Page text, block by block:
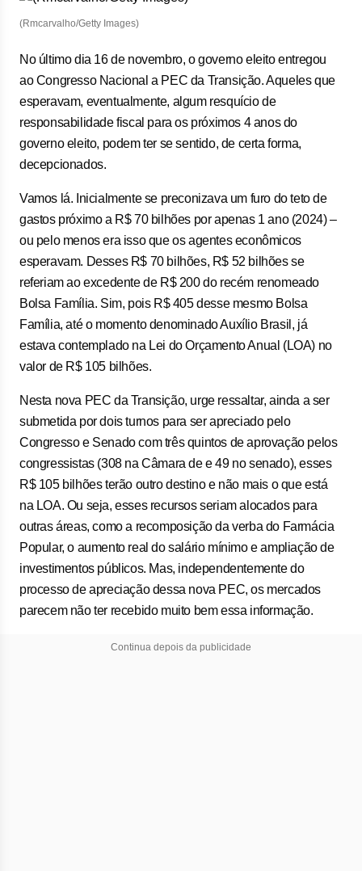
(Rmcarvalho/Getty Images)
No último dia 16 de novembro, o governo eleito entregou
ao Congresso Nacional a PEC da Transição. Aqueles que
esperavam, eventualmente, algum resquício de
responsabilidade fiscal para os próximos 4 anos do
governo eleito, podem ter se sentido, de certa forma,
decepcionados.
Vamos lá. Inicialmente se preconizava um furo do teto de
gastos próximo a R$ 70 bilhões por apenas 1 ano (2024) –
ou pelo menos era isso que os agentes econômicos
esperavam. Desses R$ 70 bilhões, R$ 52 bilhões se
referiam ao excedente de R$ 200 do recém renomeado
Bolsa Família. Sim, pois R$ 405 desse mesmo Bolsa
Família, até o momento denominado Auxílio Brasil, já
estava contemplado na Lei do Orçamento Anual (LOA) no
valor de R$ 105 bilhões.
Nesta nova PEC da Transição, urge ressaltar, ainda a ser
submetida por dois turnos para ser apreciado pelo
Congresso e Senado com três quintos de aprovação pelos
congressistas (308 na Câmara de e 49 no senado), esses
R$ 105 bilhões terão outro destino e não mais o que está
na LOA. Ou seja, esses recursos seriam alocados para
outras áreas, como a recomposição da verba do Farmácia
Popular, o aumento real do salário mínimo e ampliação de
investimentos públicos. Mas, independentemente do
processo de apreciação dessa nova PEC, os mercados
parecem não ter recebido muito bem essa informação.
Continua depois da publicidade